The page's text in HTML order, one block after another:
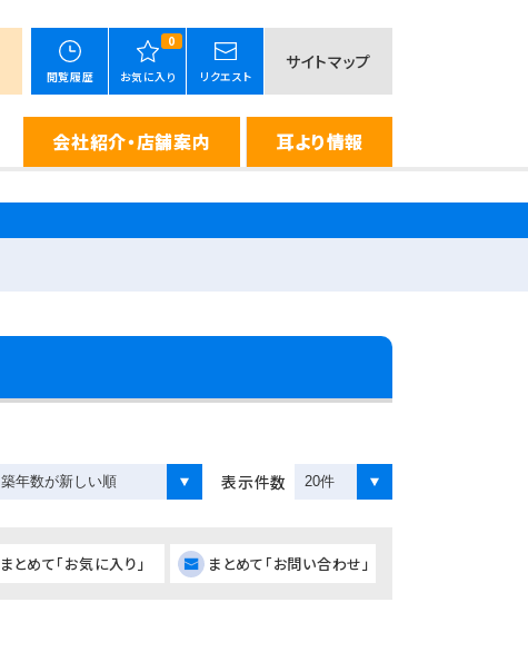
閲覧履歴
0
お気に入り リクエスト
サイトマップ
会社紹介・店舗案内 耳より情報
表示件数
まとめて「お気に入り」 まとめて「お問い合わせ」